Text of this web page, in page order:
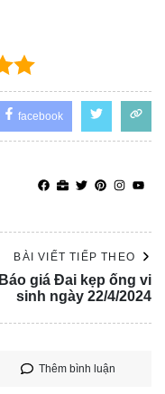
facebook
BÀI VIẾT TIẾP THEO
Báo giá Đai kẹp ống vi
sinh ngày 22/4/2024
Thêm bình luận